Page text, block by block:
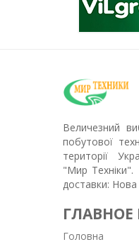
Величезний
побутової
території
"Мир
доставки:
Головна